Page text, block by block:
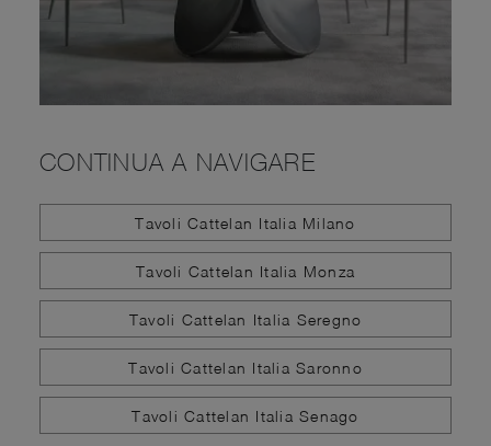
CONTINUA A NAVIGARE
Tavoli Cattelan Italia Milano
Tavoli Cattelan Italia Monza
Tavoli Cattelan Italia Seregno
Tavoli Cattelan Italia Saronno
Tavoli Cattelan Italia Senago